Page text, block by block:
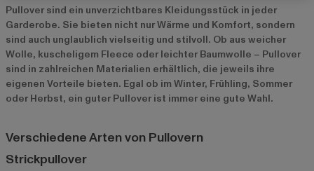
Pullover sind ein unverzichtbares Kleidungsstück in jeder
Garderobe. Sie bieten nicht nur Wärme und Komfort, sondern
sind auch unglaublich vielseitig und stilvoll. Ob aus weicher
Wolle, kuscheligem Fleece oder leichter Baumwolle – Pullover
sind in zahlreichen Materialien erhältlich, die jeweils ihre
eigenen Vorteile bieten. Egal ob im Winter, Frühling, Sommer
oder Herbst, ein guter Pullover ist immer eine gute Wahl.
Verschiedene Arten von Pullovern
Strickpullover